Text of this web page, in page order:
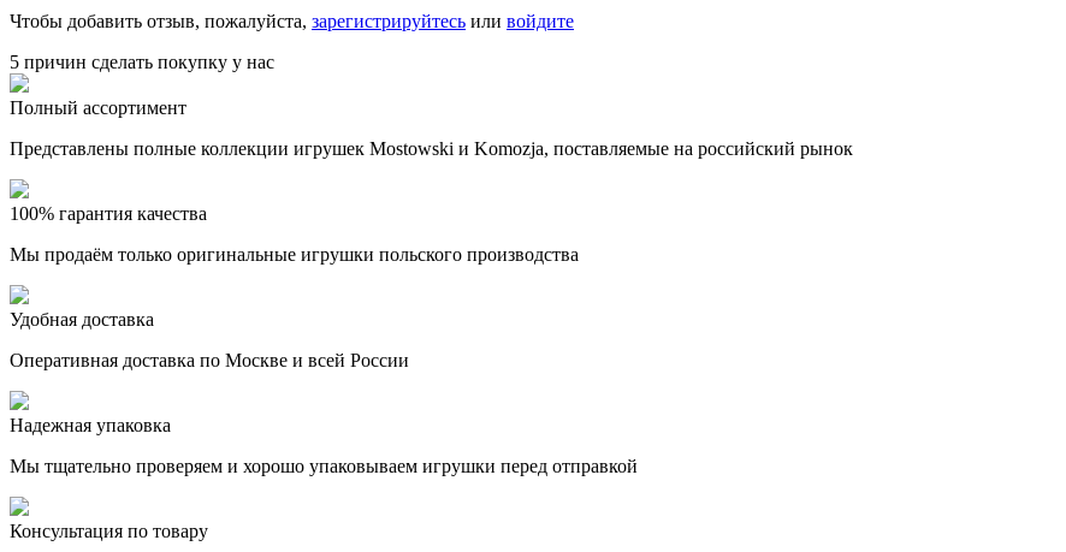
Чтобы добавить отзыв, пожалуйста, зарегистрируйтесь или войдите
5 причин сделать покупку у нас
Полный ассортимент
Представлены полные коллекции игрушек Mostowski и Komozja, поставляемые на российский рынок
100% гарантия качества
Мы продаём только оригинальные игрушки польского производства
Удобная доставка
Оперативная доставка по Москве и всей России
Надежная упаковка
Мы тщательно проверяем и хорошо упаковываем игрушки перед отправкой
Консультация по товару